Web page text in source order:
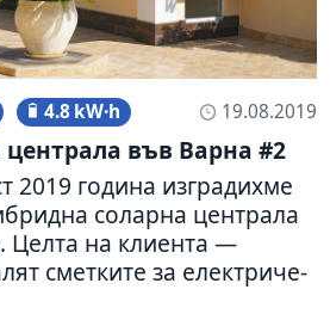
19.08.2019
4.8 kW·h
във Варна #2
2019 година изгра­ди­хме
соларна цен­трала
Целта на кли­ента —
смет­ките за елек­три­че­